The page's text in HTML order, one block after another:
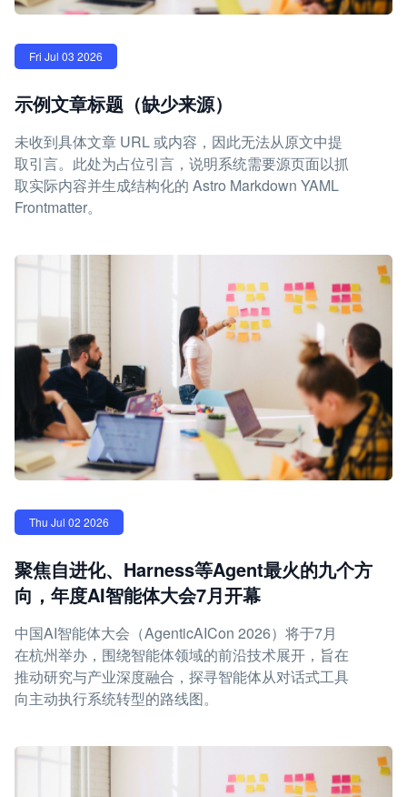
Fri Jul 03 2026
示例文章标题（缺少来源）
未收到具体文章 URL 或内容，因此无法从原文中提
取引言。此处为占位引言，说明系统需要源页面以抓
取实际内容并生成结构化的 Astro Markdown YAML
Frontmatter。
Thu Jul 02 2026
聚焦自进化、Harness等Agent最火的九个方
向，年度AI智能体大会7月开幕
中国AI智能体大会（AgenticAICon 2026）将于7月
在杭州举办，围绕智能体领域的前沿技术展开，旨在
推动研究与产业深度融合，探寻智能体从对话式工具
向主动执行系统转型的路线图。